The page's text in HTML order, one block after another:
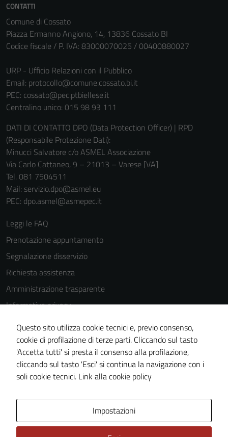
CONTATTI
Comune di Cossato
Piazza Ermanno Angiono, 14, 13836 Cossato BI
Codice fiscale / P. IVA: 83000070025 / 00400880027
URP - Ufficio Relazioni con il Pubblico
Email: protocollo@comune.cossato.bi.it
PEC: cossato@pec.ptbiellese.it
Centralino unico: 015 98 93 111
DATI DI CONTATTO DPO (Data Protection Officer) | RPD
(Responsabile Protezione Dati):
Minucci Salvatore c/o ASMEL Associazione
Via Carlo Cattaneo, 9 – 21013 – Varese [VA]
Tel. 081 7504511
Mail: servizio.dpo@asmel.eu
PEC: dpo.asmel@asmepec.it
Leggi le FAQ
Prenotazione appuntamento
Segnalazione disservizio
Richiesta assistenza
Amministrazione trasparente
Informativa privacy
Cookie Policy
Note legali
Dichiarazione di accessibilità
Piano di miglioramento del sito
Questo sito utilizza cookie tecnici e, previo consenso,
cookie di profilazione di terze parti. Cliccando sul tasto
'Accetta tutti' si presta il consenso alla profilazione,
cliccando sul tasto 'Esci' si continua la navigazione con i
soli cookie tecnici. Link alla cookie policy
Impostazioni
informazioni
personali.